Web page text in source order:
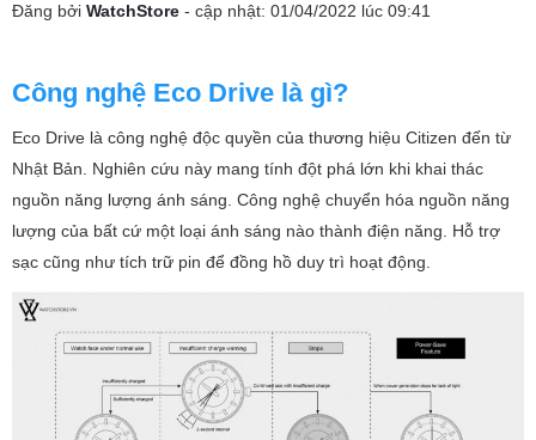
Đăng bởi WatchStore - cập nhật: 01/04/2022 lúc 09:41
Công nghệ Eco Drive là gì?
Eco Drive là công nghệ độc quyền của thương hiệu Citizen đến từ
Nhật Bản. Nghiên cứu này mang tính đột phá lớn khi khai thác
nguồn năng lượng ánh sáng. Công nghệ chuyển hóa nguồn năng
lượng của bất cứ một loại ánh sáng nào thành điện năng. Hỗ trợ
sạc cũng như tích trữ pin để đồng hồ duy trì hoạt động.